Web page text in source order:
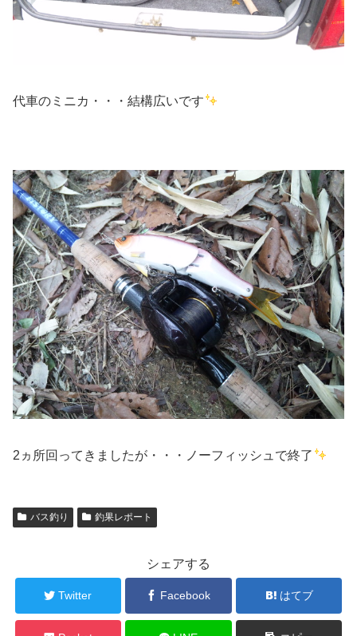
代車のミニカ・・・結構広いです
2ヵ所回ってきましたが・・・ノーフィッシュで終了
バス釣り 釣果レポート
シェアする
Twitter Facebook はてブ